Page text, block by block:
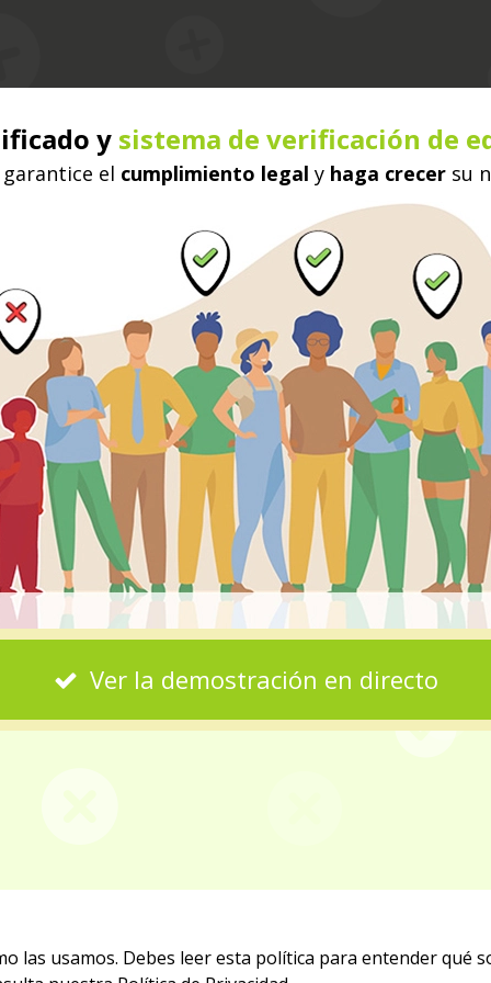
y sistema de verificación de
el cumplimiento legal y haga crecersu
Ver la demostración en directo
las usamos. Debes leer esta política para entender qué